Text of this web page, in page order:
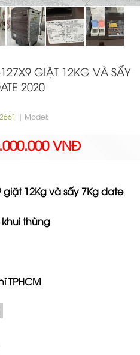
GIẶT 12KG VÀ SẤY
2020
2661 | Model:
VNĐ
giặt 12Kg và sấy 7Kg date
khui thùng
TPHCM